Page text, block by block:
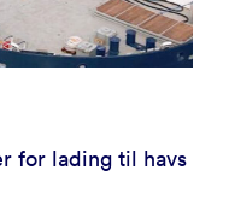
for lading til havs